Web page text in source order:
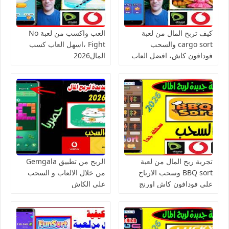
كيف تربح المال من لعبة
cargo sort والسحب
فودافون كاش، افضل العاب
العب واكسب من لعبة No
Fight ،اسهل العاب كسب
المال2026
تجربة ربح المال من لعبة
BBQ sort وسحب الارباح
على فودافون كاش اورنج
الربح من تطبيق Gemgala
من خلال الالعاب و السحب
على الكاش